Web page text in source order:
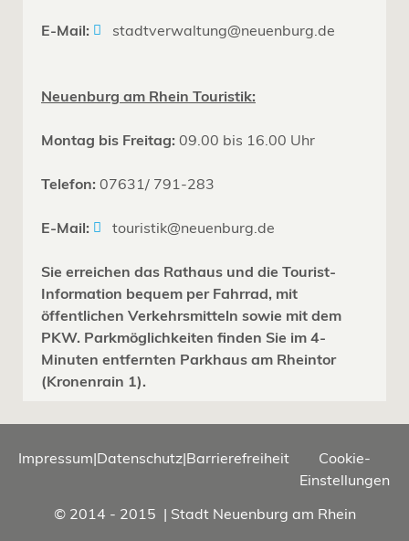
E-Mail: stadtverwaltung@neuenburg.de
Neuenburg am Rhein Touristik:
Montag bis Freitag: 09.00 bis 16.00 Uhr
Telefon: 07631/ 791-283
E-Mail: touristik@neuenburg.de
Sie erreichen das Rathaus und die Tourist-
Information bequem per Fahrrad, mit
öffentlichen Verkehrsmitteln sowie mit dem
PKW. Parkmöglichkeiten finden Sie im 4-
Minuten entfernten Parkhaus am Rheintor
(Kronenrain 1).
Impressum|Datenschutz|Barrierefreiheit
Cookie-
Einstellungen
© 2014 - 2015 | Stadt Neuenburg am Rhein